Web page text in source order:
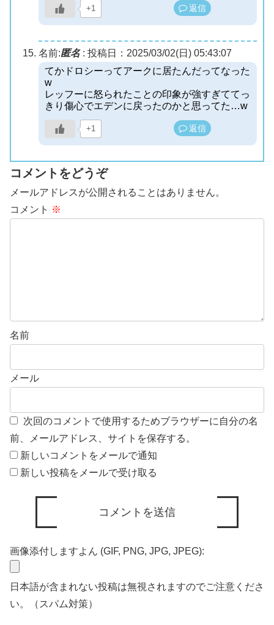
+1 返信
名前:匿名: 投稿日：2025/03/02(日) 05:43:07
てかドロシーってアークに居たんだってなった
w
レッフーに怒られたことの印象が強すぎててっ
きり傷心でエデンに戻ったのかと思ってた…w
+1 返信
コメントをどうぞ
メールアドレスが公開されることはありません。
コメント ※
名前
メール
次回のコメントで使用するためブラウザーに自分の名
前、メールアドレス、サイトを保存する。
新しいコメントをメールで通知
新しい投稿をメールで受け取る
画像添付しますよん (GIF, PNG, JPG, JPEG):
日本語が含まれない投稿は無視されますのでご注意くださ
い。（スパム対策）